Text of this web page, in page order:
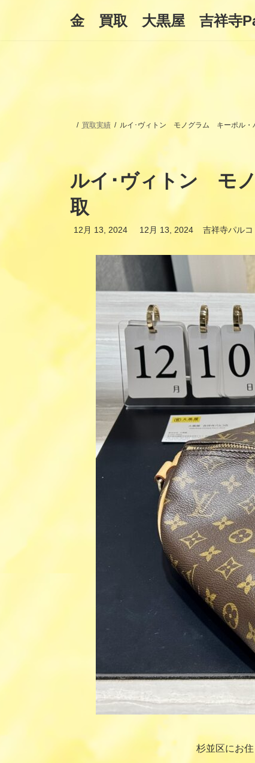
金 買取 大黒屋 吉祥寺
買取実績 ルイ･ヴィトン モノグラム キーポル
ルイ･ヴィトン モ
取
12月 13, 2024
最
:
12月 13, 2024 吉祥寺パルコ
杉並区にお